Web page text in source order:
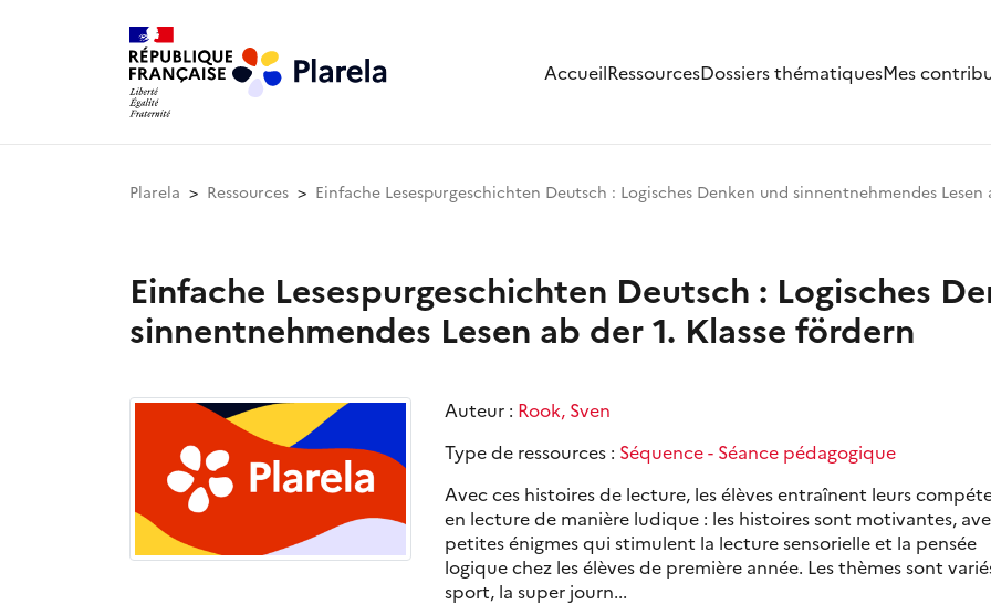
AccueilRessourcesDossiers thématiquesMes
Plarela Ressources Einfache Lesespurgeschichten Deutsch : Logisches Denken und sinnentnehmendes Lesen
Einfache Lesespurgeschichten Deutsch : Logisches
sinnentnehmendes Lesen ab der 1. Klasse fördern
Auteur : Rook, Sven
Type de ressources : Séquence - Séance pédagogique
Avec ces histoires de lecture, les élèves entraînent leurs
en lecture de manière ludique : les histoires sont motivantes,
petites énigmes qui stimulent la lecture sensorielle et la pensée
logique chez les élèves de première année. Les thèmes sont
sport, la super journ...